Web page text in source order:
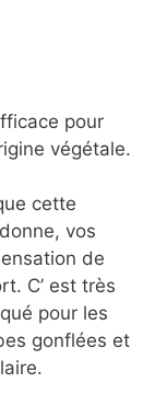
pour
végétale.
cette
vos
de
C’ est très
pour les
gonflées et